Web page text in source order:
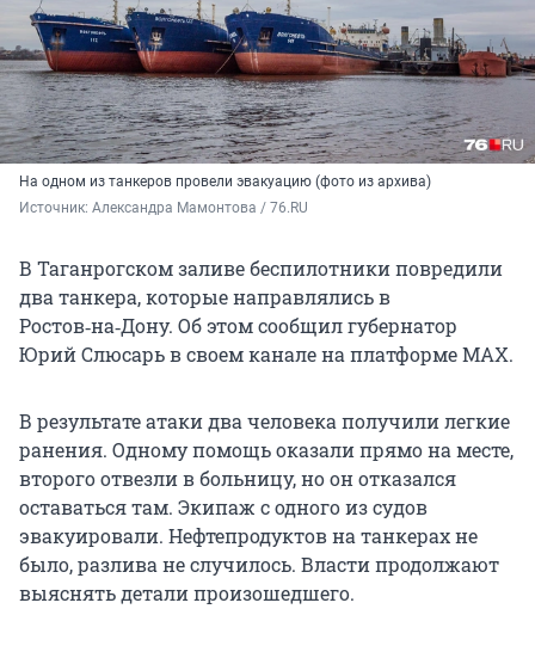
На одном из танкеров провели эвакуацию (фото из архива)
Источник: Александра Мамонтова / 76.RU
В Таганрогском заливе беспилотники повредили
два танкера, которые направлялись в
Ростов‑на‑Дону. Об этом сообщил губернатор
Юрий Слюсарь в своем канале на платформе MAX.
В результате атаки два человека получили легкие
ранения. Одному помощь оказали прямо на месте,
второго отвезли в больницу, но он отказался
оставаться там. Экипаж с одного из судов
эвакуировали. Нефтепродуктов на танкерах не
было, разлива не случилось. Власти продолжают
выяснять детали произошедшего.